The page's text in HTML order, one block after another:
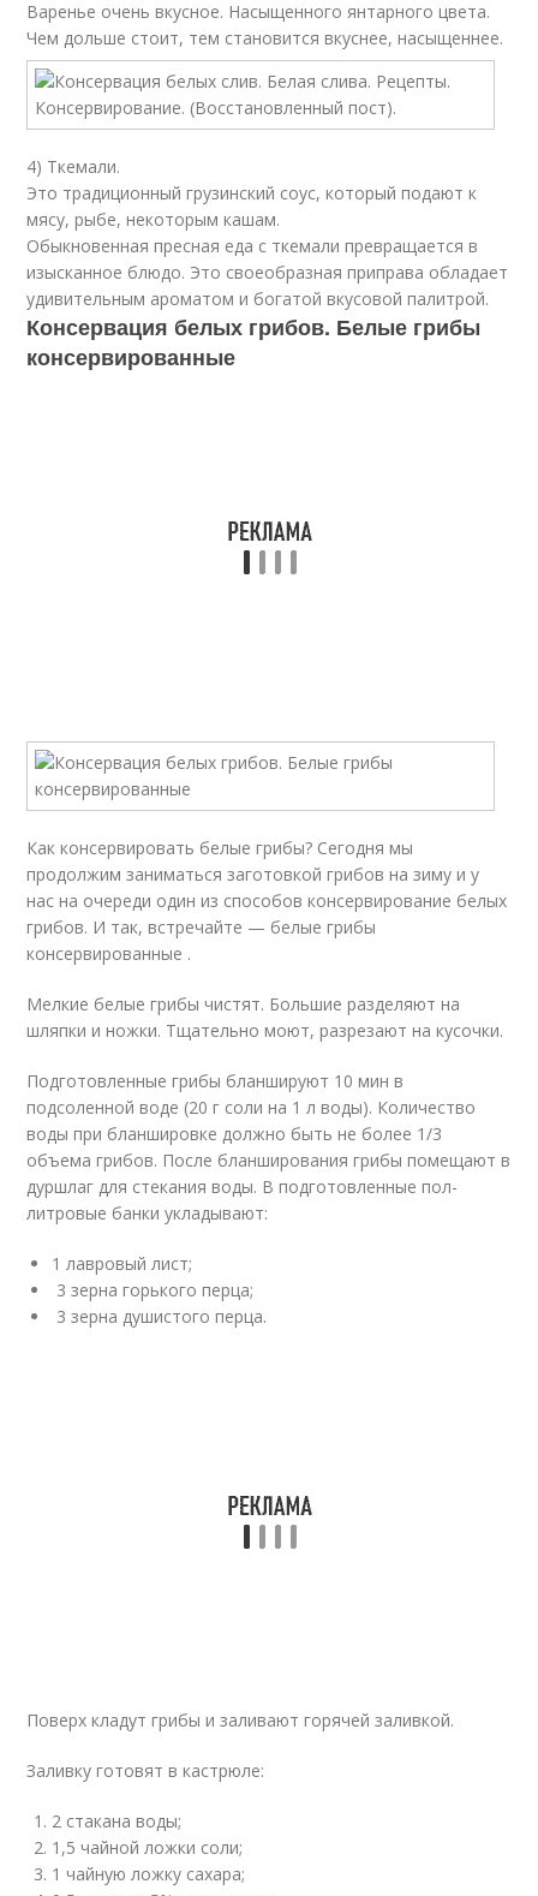
Варенье очень вкусное. Насыщенного янтарного цвета.
Чем дольше стоит, тем становится вкуснее, насыщеннее.
4) Ткемали.
Это традиционный грузинский соус, который подают к
мясу, рыбе, некоторым кашам.
Обыкновенная пресная еда с ткемали превращается в
изысканное блюдо. Это своеобразная приправа обладает
удивительным ароматом и богатой вкусовой палитрой.
Консервация белых грибов. Белые грибы
консервированные
Как консервировать белые грибы? Сегодня мы
продолжим заниматься заготовкой грибов на зиму и у
нас на очереди один из способов консервирование белых
грибов. И так, встречайте — белые грибы
консервированные .
Мелкие белые грибы чистят. Большие разделяют на
шляпки и ножки. Тщательно моют, разрезают на кусочки.
Подготовленные грибы бланшируют 10 мин в
подсоленной воде (20 г соли на 1 л воды). Количество
воды при бланшировке должно быть не более 1/3
объема грибов. После бланширования грибы помещают в
дуршлаг для стекания воды. В подготовленные пол-
литровые банки укладывают:
1 лавровый лист;
3 зерна горького перца;
3 зерна душистого перца.
Поверх кладут грибы и заливают горячей заливкой.
Заливку готовят в кастрюле:
2 стакана воды;
1,5 чайной ложки соли;
1 чайную ложку сахара;